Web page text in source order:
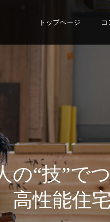
トップページ